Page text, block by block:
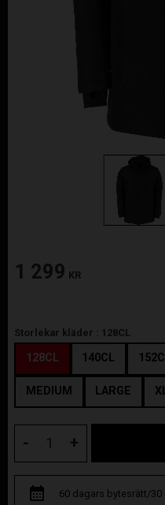
1 299 KR
Storlekar kläder : 128CL
128CL 140CL
MEDIUM LARGE
+
-
60 dagars bytesrätt/